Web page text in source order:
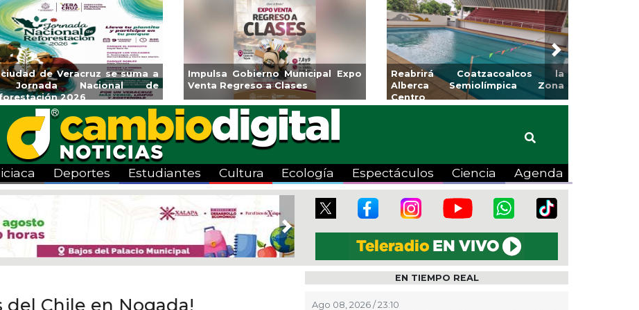
de Veracruz se suma a
Jornada Nacional de
2026
Impulsa Gobierno Municipal Expo
Venta Regreso a Clases
Reabrirá Coatzacoalcos la
Alberca Semiolímpica Zona
Centro
Next
Deportes Estudiantes Cultura Ecología Espectáculos Ciencia Agenda
Next
del Chile en Nogada!
EN TIEMPO REAL
Ago 08, 2026 / 23:10